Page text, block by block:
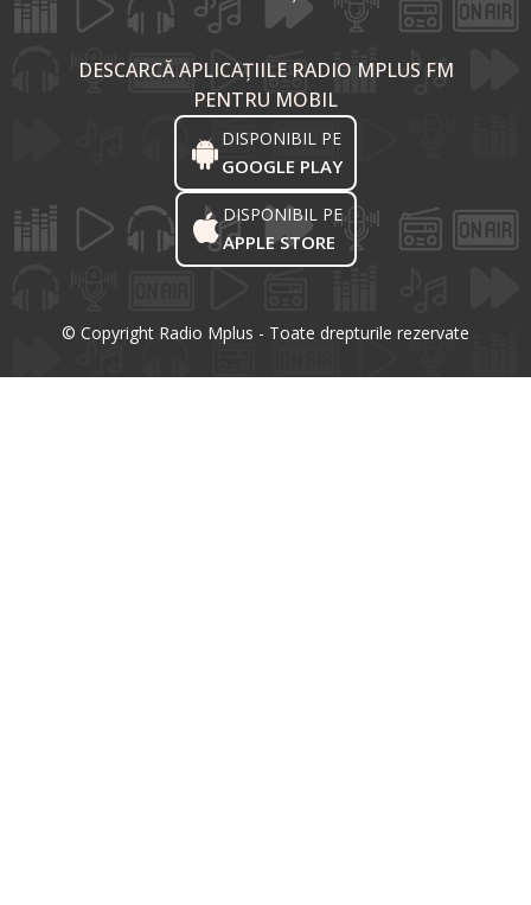
DESCARCĂ APLICAȚIILE RADIO MPLUS FM
PENTRU MOBIL
DISPONIBIL PE
GOOGLE PLAY
DISPONIBIL PE
APPLE STORE
© Copyright Radio Mplus - Toate drepturile rezervate